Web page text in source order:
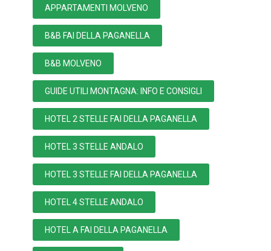
APPARTAMENTI MOLVENO
B&B FAI DELLA PAGANELLA
B&B MOLVENO
GUIDE UTILI MONTAGNA: INFO E CONSIGLI
HOTEL 2 STELLE FAI DELLA PAGANELLA
HOTEL 3 STELLE ANDALO
HOTEL 3 STELLE FAI DELLA PAGANELLA
HOTEL 4 STELLE ANDALO
HOTEL A FAI DELLA PAGANELLA